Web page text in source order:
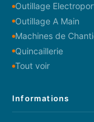
Outillage
Outillage A Main
Machines de
Quincaillerie
Tout voir
Informations